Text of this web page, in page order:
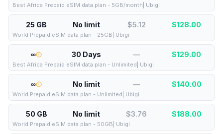
Best Africa Prepaid eSIM data plan - 5GB/month| Ubigi
25 GB No limit $5.12 $128.00
World Prepaid eSIM data plan - 25GB| Ubigi
∞ 30 Days — $129.00
Best Africa Prepaid eSIM data plan - Unlimited| Ubigi
∞ No limit — $140.00
World Prepaid eSIM data plan - Unlimited| Ubigi
50 GB No limit $3.76 $188.00
World Prepaid eSIM data plan - 50GB| Ubigi